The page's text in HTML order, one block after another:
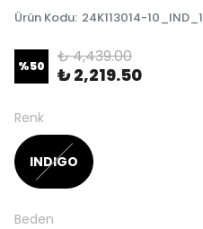
Ürün Kodu: 24K113014-10_IND_1
%50 ₺ 4,439.00
₺ 2,219.50
Renk
INDIGO
Beden